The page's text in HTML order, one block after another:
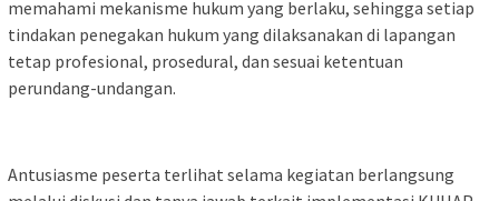
memahami mekanisme hukum yang berlaku, sehingga setiap
tindakan penegakan hukum yang dilaksanakan di lapangan
tetap profesional, prosedural, dan sesuai ketentuan
perundang-undangan.
Antusiasme peserta terlihat selama kegiatan berlangsung